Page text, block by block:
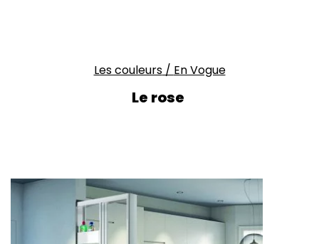
Les couleurs/ En Vogue
Le rose